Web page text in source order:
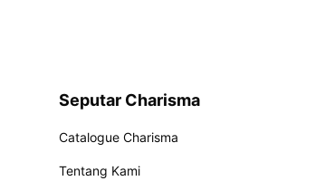
Seputar Charisma
Catalogue Charisma
Tentang Kami